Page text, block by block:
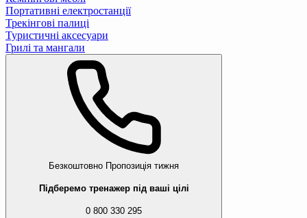
Портативні електростанції
Трекінгові палиці
Туристичні аксесуари
Грилі та мангали
Безкоштовно Пропозиція тижня
Підберемо тренажер під ваші цілі
0 800 330 295